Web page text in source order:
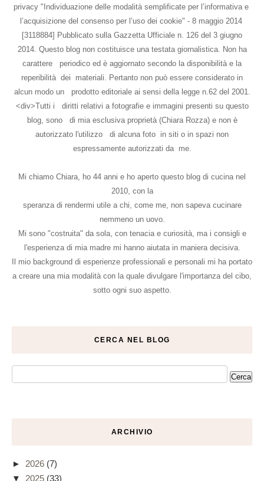
privacy "Individuazione delle modalità semplificate per l’informativa e
l’acquisizione del consenso per l’uso dei cookie" - 8 maggio 2014
[3118884] Pubblicato sulla Gazzetta Ufficiale n. 126 del 3 giugno
2014. Questo blog non costituisce una testata giornalistica. Non ha
carattere periodico ed è aggiornato secondo la disponibilità e la
reperibilità dei materiali. Pertanto non può essere considerato in
alcun modo un prodotto editoriale ai sensi della legge n.62 del 2001.
<div>Tutti i diritti relativi a fotografie e immagini presenti su questo
blog, sono di mia esclusiva proprietà (Chiara Rozza) e non è
autorizzato l'utilizzo di alcuna foto in siti o in spazi non
espressamente autorizzati da me.
Mi chiamo Chiara, ho 44 anni e ho aperto questo blog di cucina nel
2010, con la
speranza di rendermi utile a chi, come me, non sapeva cucinare
nemmeno un uovo.
Mi sono "costruita" da sola, con tenacia e curiosità, ma i consigli e
l'esperienza di mia madre mi hanno aiutata in maniera decisiva.
Il mio background di esperienze professionali e personali mi ha portato
a creare una mia modalità con la quale divulgare l'importanza del cibo,
sotto ogni suo aspetto.
CERCA NEL BLOG
ARCHIVIO
► 2026 (7)
▼ 2025 (33)